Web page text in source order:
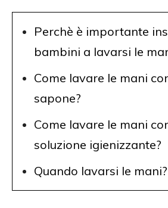
Perchè è importante
bambini a lavarsi le
Come lavare le mani
sapone?
Come lavare le mani
soluzione igienizzante?
Quando lavarsi le mani?